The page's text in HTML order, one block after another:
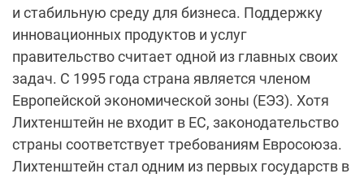
и стабильную среду для бизнеса. Поддержку
инновационных продуктов и услуг
правительство считает одной из главных своих
задач. С 1995 года страна является членом
Европейской экономической зоны (ЕЭЗ). Хотя
Лихтенштейн не входит в ЕС, законодательство
страны соответствует требованиям Евросоюза.
Лихтенштейн стал одним из первых государств в